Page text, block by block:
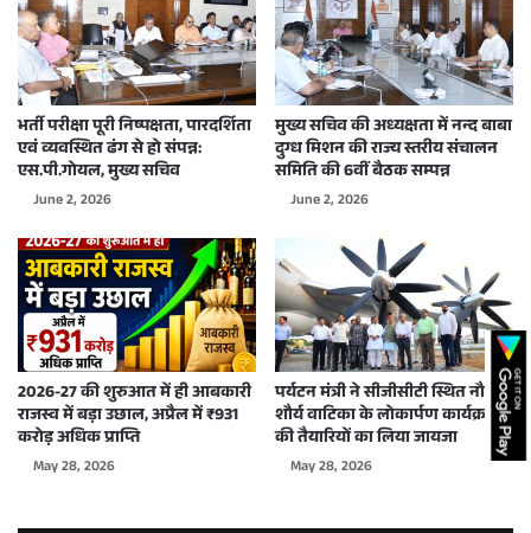
भर्ती परीक्षा पूरी निष्पक्षता, पारदर्शिता
एवं व्यवस्थित ढंग से हो संपन्न:
एस.पी.गोयल, मुख्य सचिव
June 2, 2026
मुख्य सचिव की अध्यक्षता में नन्द बाबा
दुग्ध मिशन की राज्य स्तरीय संचालन
समिति की 6वीं बैठक सम्पन्न
June 2, 2026
2026-27 की शुरुआत में ही आबकारी
राजस्व में बड़ा उछाल, अप्रैल में ₹931
करोड़ अधिक प्राप्ति
May 28, 2026
पर्यटन मंत्री ने सीजीसीटी स्थित नौसेना
शौर्य वाटिका के लोकार्पण कार्यक्रम
की तैयारियों का लिया जायजा
May 28, 2026